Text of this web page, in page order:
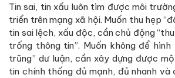
Tin sai, tin xấu luôn tìm được môi
triển trên mạng xã hội. Muốn thu hẹp
tin sai lệch, xấu độc, cần chủ động
trống thông tin”. Muốn không để hình
trũng” dư luận, cần xây dựng được
tin chính thống đủ mạnh, đủ nhanh